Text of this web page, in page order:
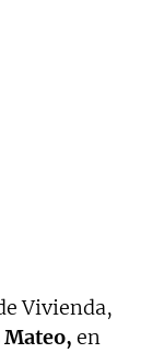
Vivienda,
Mateo, en